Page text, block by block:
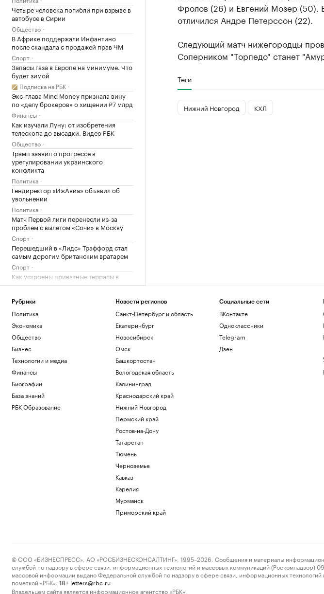
Четыре человека погибли при взрыве в
автобусе в Сирии
Общество
В Африке поддержали Инфантино
после скандала с продажей прав ЧМ
Спорт
Запасы газа в Европе на минимуме. Что
будет зимой
Подписка на РБК
Экс-глава Mind Money признала вину
по «делу брокеров» о хищении ₽7 млрд
Финансы
Как изучали Луну: от изобретения
телескопа до высадки. Видео РБК
Общество
Трамп заявил о прогрессе в
урегулировании украинского
конфликта
Политика
Гендиректор «ИжАвиа» объявил об
увольнении
Политика
Матч Первой лиги перенесли из-за
проблем с вылетом «Сочи» в Москву
Спорт
Перешедший в «Лидс» Траффорд стал
самым дорогим британским вратарем
Спорт
Как устроены приватные террасы в
квартирах «Серии плюс»
Аэропорт Домодедово открыли для
приема и вылета самолетов
Политика
Женщина и ребенок погибли во время
непогоды в Смоленске
Общество
Арест запросили обвиняемой по делу о
порнографии экс-участнице «Дома-2»
Общество
целей врага» в Ормузском проливе
Политика
Шнайдер обыграла Калинскую и вышла
в четвертый круг турнира в Торонто
В Смоленской области ввели режим ЧС
Фролов (26) и Евгений Мозер (50).
отличился Андре Петерссон (22).
Следующий матч нижегородцы
Соперником "Торпедо" станет
Теги
Нижний Новгород КХЛ
Рубрики
Политика
Экономика
Общество
Бизнес
Технологии и медиа
Финансы
Биографии
База знаний
РБК Образование
Новости регионов
Санкт-Петербург и область
Екатеринбург
Новосибирск
Омск
Башкортостан
Вологодская область
Калининград
Краснодарский край
Нижний Новгород
Пермский край
Ростов-на-Дону
Татарстан
Тюмень
Черноземье
Кавказ
Карелия
Мурманск
Приморский край
Социальные сети
ВКонтакте
Одноклассники
Telegram
Дзен
© ООО «БИЗНЕСПРЕСС», АО «РОСБИЗНЕСКОНСАЛТИНГ», 1995–2026. Сообщения и материалы
службой по надзору в сфере связи, информационных технологий и массовых коммуникаций
массовой информации выдано Федеральной службой по надзору в сфере связи, информационных
пометкой «РБК».
18+ letters@rbc.ru
Владельцем сайта является информационное агентство «РБК».